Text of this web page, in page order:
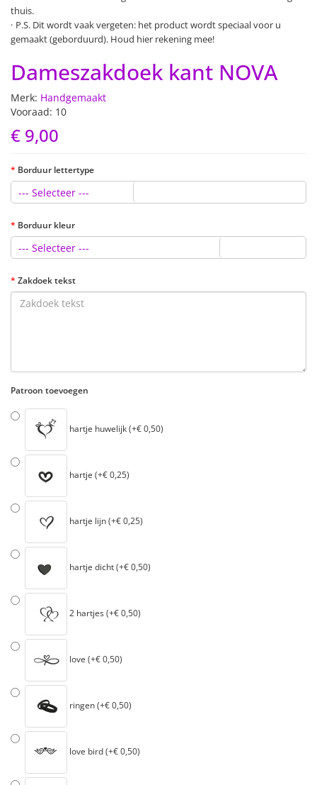
thuis.
P.S. Dit wordt vaak vergeten: het product wordt speciaal voor u
gemaakt (geborduurd). Houd hier rekening mee!
Dameszakdoek kant NOVA
Merk: Handgemaakt
Vooraad: 10
€ 9,00
Borduur lettertype
--- Selecteer ---
Borduur kleur
--- Selecteer ---
Zakdoek tekst
Patroon toevoegen
hartje huwelijk (+€ 0,50)
hartje (+€ 0,25)
hartje lijn (+€ 0,25)
hartje dicht (+€ 0,50)
2 hartjes (+€ 0,50)
love (+€ 0,50)
ringen (+€ 0,50)
love bird (+€ 0,50)